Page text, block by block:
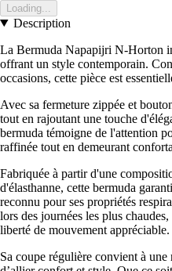
Loading...
Description
La Bermuda Napapijri N-Horton
offrant un style contemporain.
occasions, cette pièce est
Avec sa fermeture zippée et
tout en rajoutant une touche
bermuda témoigne de l'attention
raffinée tout en demeurant
Fabriquée à partir d'une
d'élasthanne, cette bermuda
reconnu pour ses propriétés
lors des journées les plus
liberté de mouvement appréciable.
Sa coupe régulière convient à